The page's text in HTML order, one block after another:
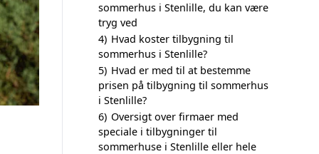
sommerhus i Stenlille, du kan være
tryg ved
4) Hvad koster tilbygning til
sommerhus i Stenlille?
5) Hvad er med til at bestemme
prisen på tilbygning til sommerhus
i Stenlille?
6) Oversigt over firmaer med
speciale i tilbygninger til
sommerhuse i Stenlille eller hele